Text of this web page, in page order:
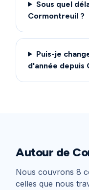
Sous quel
Cormontreuil ?
Puis-je
d'année depuis
Autour de
Nous couvrons 8
celles que nous